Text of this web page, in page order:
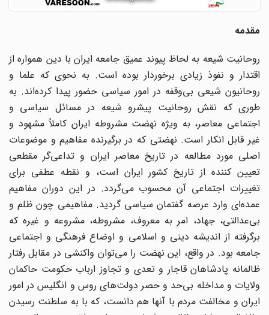
مقدمه
روحانیت شیعه به لحاظ پیوند عمیق جامعه ایران با دین همواره از
اقتدار و نفوذ زیادی برخوردار بوده است. به نحوی که علما و
روحانیون شیعی بی‌وقفه در امور سیاسی حضور پیدا کرده‌اند. به
طوری که نقش روحانیت پیشرو شیعه در مسائل سیاسی و
اجتماعی معاصر، به ویژه نهضت مشروطه ایران کاملاً مشهود و
غیر قابل انکار است. نهضتی که در برگیرنده مفاهیم و موضوعات
اصلی مورد مطالعه در تاریخ معاصر ایران و تداعی‌گر مقطعی
تعیین کننده از تاریخ کشور ایران است، و نقطه عطفی برای
تغییرات اجتماعی آن محسوب می‌گردد. در این دوران مفاهیم
عمده‌ای وارد عرصه گفتمان سیاسی گردید. مفاهیمی چون ظلم و
بی‌عدالتی، جهاد، امر به معروف، مشروطه، مشروعه و غیره که
برگرفته از اندیشه دینی و اسلامی و اوضاع فرهنگی و اجتماعی
جامعه بود. در واقع، این نهضت را می‌توان واکنشی در مقابل رفتار
ظالمانه پادشاهان قاجار و تعدی و تجاوز ارباب حکومت حاکمان
ولایات و مداخله بی‌حد و حصر دولت‌های روس و انگلیس در امور
ایران و مخالفت مردم با آنها هم دانست، که با به سلطنت رسیدن